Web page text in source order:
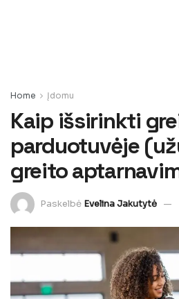
Home Įdomu
Kaip išsirinkti
parduotuvėje
greito
Paskelbė Evelina Jakutytė